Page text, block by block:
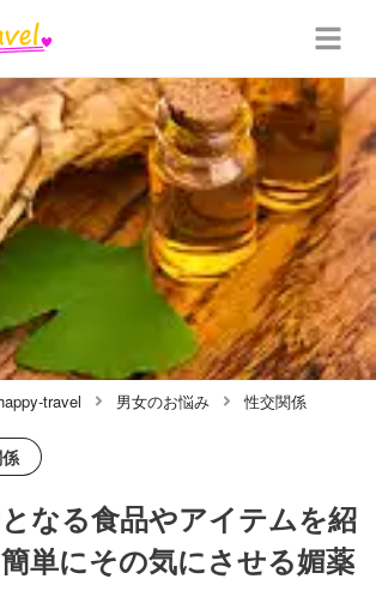
travel 男女のお悩み 性交関係
なる食品やアイテムを紹
単にその気にさせる媚薬